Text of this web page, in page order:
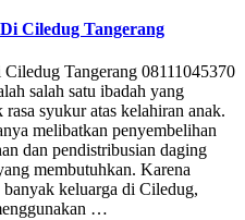
Ciledug Tangerang
Tangerang 08111045370
salah satu ibadah yang
syukur atas kelahiran anak.
melibatkan penyembelihan
dan pendistribusian daging
membutuhkan. Karena
keluarga di Ciledug,
…